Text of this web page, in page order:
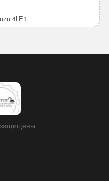
4LE1
защищены